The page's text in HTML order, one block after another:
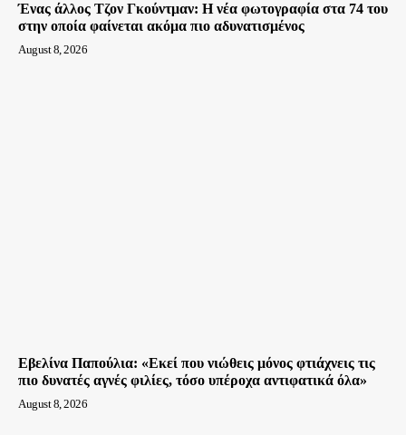
Ένας άλλος Τζον Γκούντμαν: H νέα φωτογραφία στα 74 του
στην οποία φαίνεται ακόμα πιο αδυνατισμένος
August 8, 2026
Εβελίνα Παπούλια: «Εκεί που νιώθεις μόνος φτιάχνεις τις
πιο δυνατές αγνές φιλίες, τόσο υπέροχα αντιφατικά όλα»
August 8, 2026